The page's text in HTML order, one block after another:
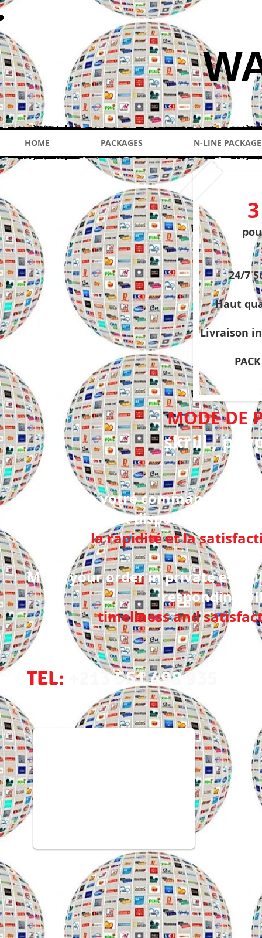
HOME PACKAGES N-LINE PACKAGE
MODE DE
skrill ,
Faite votre commande en
assistance est disponible 24/7
la rapidité et la
Make your order in private e-
responding
timeliness and
TEL: +213 551 498 935
24/7
Haut
Livraison